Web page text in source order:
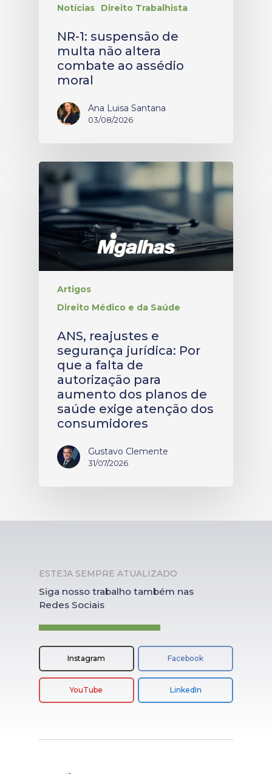
Notícias Direito Trabalhista
NR-1: suspensão de
multa não altera
combate ao assédio
moral
Ana Luisa Santana
03/08/2026
Artigos
Direito Médico e da Saúde
ANS, reajustes e
segurança jurídica: Por
que a falta de
autorização para
aumento dos planos de
saúde exige atenção dos
consumidores
Gustavo Clemente
31/07/2026
ESTEJA SEMPRE ATUALIZADO
Siga nosso trabalho também nas
Redes Sociais
Instagram Facebook
YouTube LinkedIn